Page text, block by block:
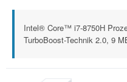
Intel® Core™ i7-8750H
TurboBoost-Technik 2.0, 9